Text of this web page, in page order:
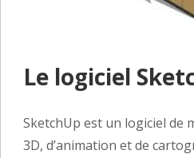
Le logiciel
SketchUp est un logiciel de
3D, d’animation et de